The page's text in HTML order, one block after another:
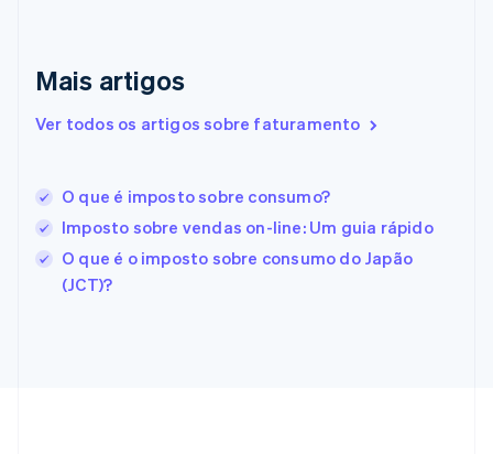
Mais artigos
Ver todos os artigos sobre faturamento
O que é imposto sobre consumo?
Imposto sobre vendas on-line: Um guia rápido
O que é o imposto sobre consumo do Japão
(JCT)?
EnglishItaliano
Español English
Estônia
English
Finlândia
English Svenska
França